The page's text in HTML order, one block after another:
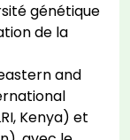
génétique
de la
and
Kenya) et